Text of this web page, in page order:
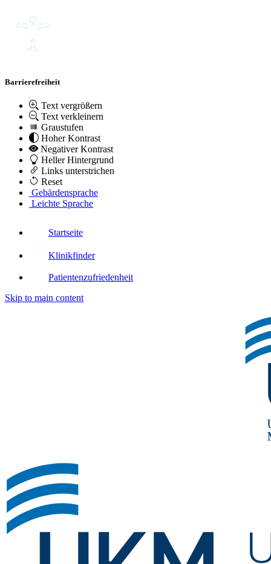
Barrierefreiheit
Text vergrößern
Text verkleinern
Graustufen
Hoher Kontrast
Negativer Kontrast
Heller Hintergrund
Links unterstrichen
Reset
Gebärdensprache
Leichte Sprache
Startseite
Klinikfinder
Patientenzufriedenheit
Skip to main content